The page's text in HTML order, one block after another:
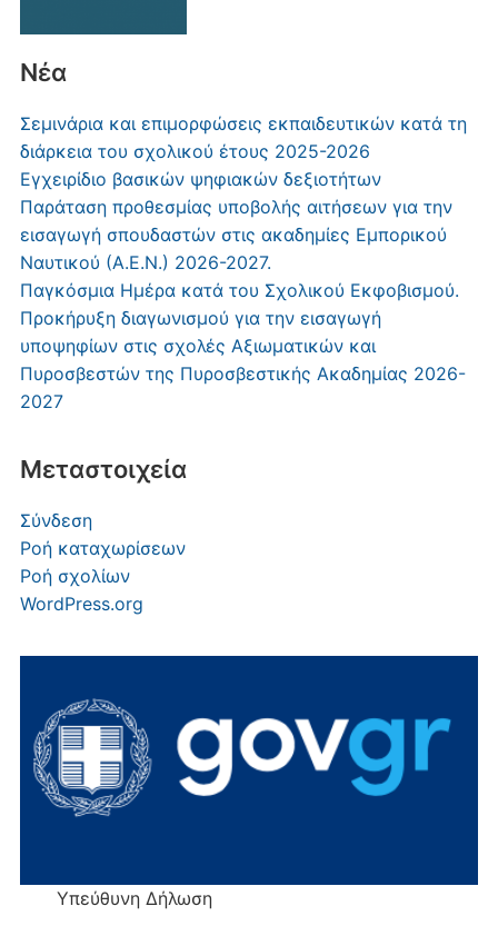
Νέα
Σεμινάρια και επιμορφώσεις εκπαιδευτικών κατά τη
διάρκεια του σχολικού έτους 2025-2026
Εγχειρίδιο βασικών ψηφιακών δεξιοτήτων
Παράταση προθεσμίας υποβολής αιτήσεων για την
εισαγωγή σπουδαστών στις ακαδημίες Εμπορικού
Ναυτικού (Α.Ε.Ν.) 2026-2027.
Παγκόσμια Ημέρα κατά του Σχολικού Εκφοβισμού.
Προκήρυξη διαγωνισμού για την εισαγωγή
υποψηφίων στις σχολές Αξιωματικών και
Πυροσβεστών της Πυροσβεστικής Ακαδημίας 2026-
2027
Μεταστοιχεία
Σύνδεση
Ροή καταχωρίσεων
Ροή σχολίων
WordPress.org
Υπεύθυνη Δήλωση